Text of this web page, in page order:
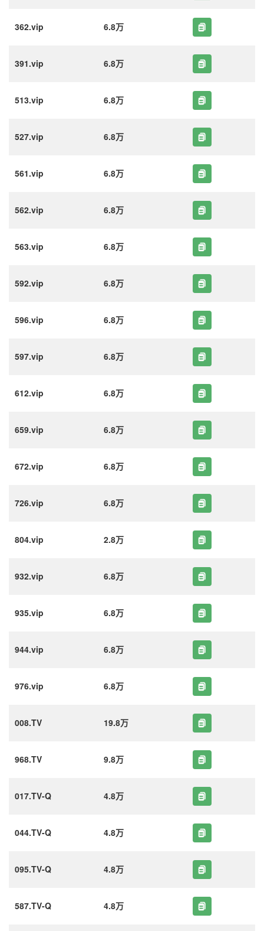
362.vip 6.8万
391.vip 6.8万
513.vip 6.8万
527.vip 6.8万
561.vip 6.8万
562.vip 6.8万
563.vip 6.8万
592.vip 6.8万
596.vip 6.8万
597.vip 6.8万
612.vip 6.8万
659.vip 6.8万
672.vip 6.8万
726.vip 6.8万
804.vip 2.8万
932.vip 6.8万
935.vip 6.8万
944.vip 6.8万
976.vip 6.8万
008.TV 19.8万
968.TV 9.8万
017.TV-Q 4.8万
044.TV-Q 4.8万
095.TV-Q 4.8万
587.TV-Q 4.8万